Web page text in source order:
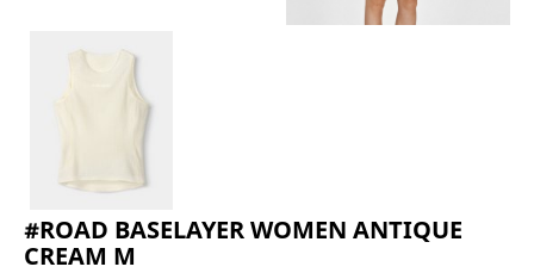
#ROAD BASELAYER WOMEN ANTIQUE
CREAM M